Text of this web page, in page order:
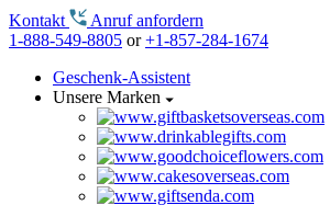
Kontakt
Anruf anfordern
1-888-549-8805 or+1-857-284-1674
Geschenk-Assistent
Unsere Marken